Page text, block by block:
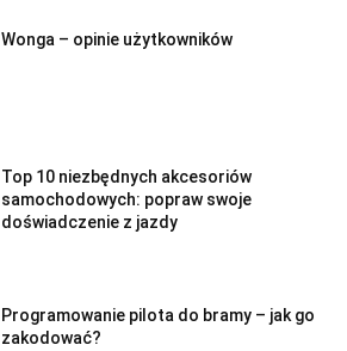
Wonga – opinie użytkowników
Top 10 niezbędnych akcesoriów
samochodowych: popraw swoje
doświadczenie z jazdy
Programowanie pilota do bramy – jak go
zakodować?